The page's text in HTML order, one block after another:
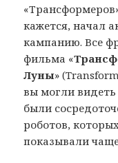
кажется, начал
кампанию. Все
фильма «
Луны»
вы могли
были
роботов,
показывали